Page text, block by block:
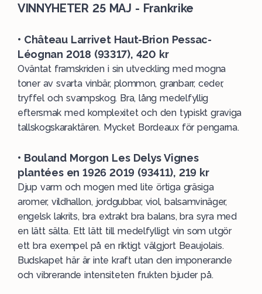
VINNYHETER 25 MAJ - Frankrike
• Château Larrivet Haut-Brion Pessac-
Léognan 2018 (93317), 420 kr
Oväntat framskriden i sin utveckling med mogna
toner av svarta vinbär, plommon, granbarr, ceder,
tryffel och svampskog. Bra, lång medelfyllig
eftersmak med komplexitet och den typiskt graviga
tallskogskaraktären. Mycket Bordeaux för pengarna.
• Bouland Morgon Les Delys Vignes
plantées en 1926 2019 (93411), 219 kr
Djup varm och mogen med lite örtiga gräsiga
aromer, vildhallon, jordgubbar, viol, balsamvinäger,
engelsk lakrits, bra extrakt bra balans, bra syra med
en lätt sälta. Ett lätt till medelfylligt vin som utgör
ett bra exempel på en riktigt välgjort Beaujolais.
Budskapet här är inte kraft utan den imponerande
och vibrerande intensiteten frukten bjuder på.